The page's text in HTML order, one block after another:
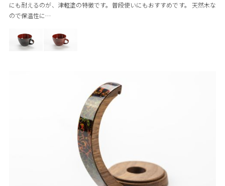
にも耐えるのが、津軽塗の特徴です。普段使いにもおすすめです。 天然木な
ので保温性に…